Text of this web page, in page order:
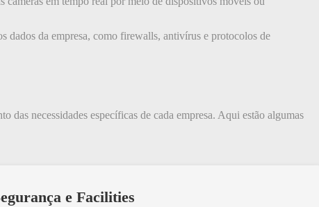
dados da empresa, como firewalls, antivírus e protocolos de
das necessidades específicas de cada empresa. Aqui estão algumas
e Facilities